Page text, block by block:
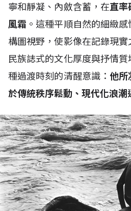
寧和靜凝、內斂含蓄，在直率
風霜 。這種平順自然的細緻
構圖視野，使影像在記錄現
民族誌式的文化厚度與抒情
種過渡時刻的清醒意識： 他所
於傳統秩序鬆動、現代化浪潮